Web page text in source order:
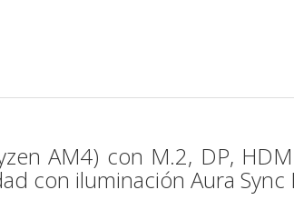
AM4) con M.2, DP,
con iluminación Aura Sync